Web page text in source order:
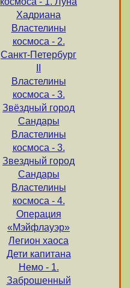
Хадриана
Властелины
космоса - 2.
Санкт-Петербург
Властелины
космоса - 3.
Звёздный город
Сандары
Властелины
космоса - 3.
Звездный город
Сандары
Властелины
космоса - 4.
Операция
«Мэйфлауэр»
Легион хаоса
Дети капитана
Немо - 1.
Заброшенный